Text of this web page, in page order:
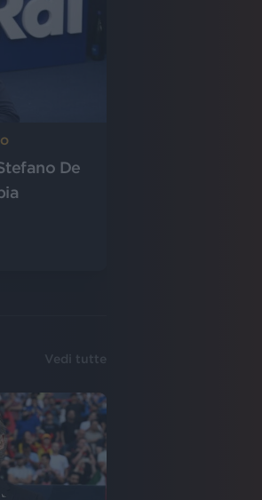
De
Vedi tutte